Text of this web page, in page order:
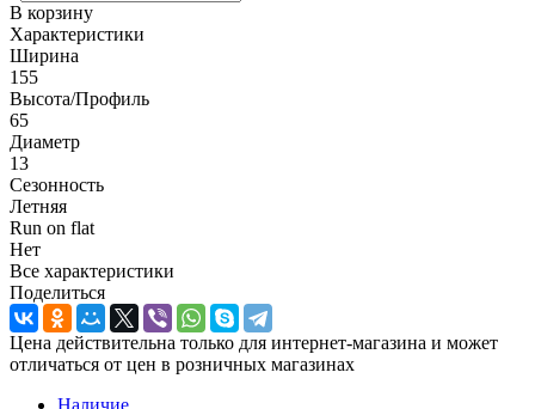
В корзину
Характеристики
Ширина
155
Высота/Профиль
65
Диаметр
13
Сезонность
Летняя
Run on flat
Нет
Все характеристики
Поделиться
Цена действительна только для интернет-магазина и может
отличаться от цен в розничных магазинах
Наличие